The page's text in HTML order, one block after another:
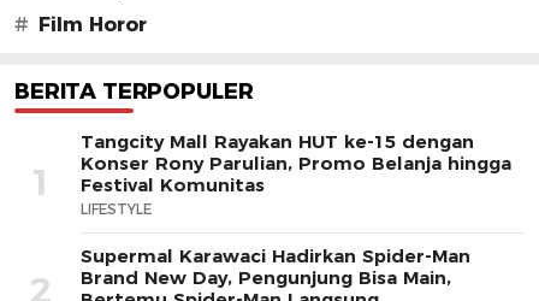
#
Film Horor
BERITA TERPOPULER
1
Tangcity Mall Rayakan HUT ke-15 dengan
Konser Rony Parulian, Promo Belanja hingga
Festival Komunitas
LIFESTYLE
2
Supermal Karawaci Hadirkan Spider-Man
Brand New Day, Pengunjung Bisa Main,